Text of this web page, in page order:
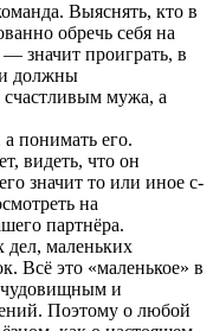
Выяснять, кто в
обречь себя на
— значит проиграть, в
должны
счастливым мужа, а
понимать его.
в­идеть, что он
значит то или иное с­
на
партнёра.
дел, маленьких
Всё это «маленькое» в
и
Поэтому о любой